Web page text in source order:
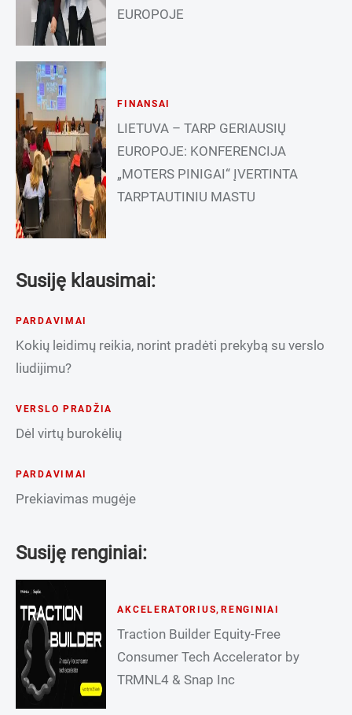
EUROPOJE
FINANSAI
LIETUVA – TARP GERIAUSIŲ
EUROPOJE: KONFERENCIJA
„MOTERS PINIGAI“ ĮVERTINTA
TARPTAUTINIU MASTU
Susiję klausimai:
PARDAVIMAI
Kokių leidimų reikia, norint pradėti prekybą su verslo
liudijimu?
VERSLO PRADŽIA
Dėl virtų burokėlių
PARDAVIMAI
Prekiavimas mugėje
Susiję renginiai:
AKCELERATORIUS, RENGINIAI
Traction Builder Equity-Free
Consumer Tech Accelerator by
TRMNL4 & Snap Inc